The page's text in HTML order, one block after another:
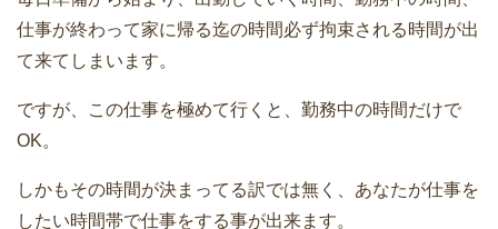
仕事が終わって家に帰る迄の時間必ず拘束される時間が出
て来てしまいます。
ですが、この仕事を極めて行くと、勤務中の時間だけで
OK。
しかもその時間が決まってる訳では無く、あなたが仕事を
したい時間帯で仕事をする事が出来ます。